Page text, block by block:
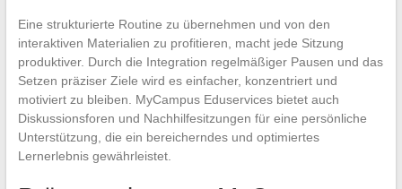
Eine strukturierte Routine zu übernehmen und von den
interaktiven Materialien zu profitieren, macht jede Sitzung
produktiver. Durch die Integration regelmäßiger Pausen und das
Setzen präziser Ziele wird es einfacher, konzentriert und
motiviert zu bleiben. MyCampus Eduservices bietet auch
Diskussionsforen und Nachhilfesitzungen für eine persönliche
Unterstützung, die ein bereicherndes und optimiertes
Lernerlebnis gewährleistet.